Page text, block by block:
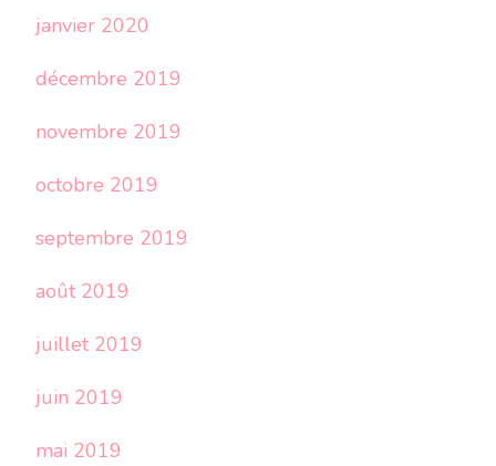
janvier 2020
décembre 2019
novembre 2019
octobre 2019
septembre 2019
août 2019
juillet 2019
juin 2019
mai 2019